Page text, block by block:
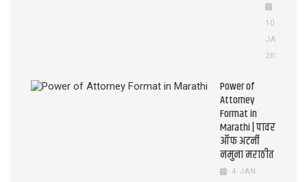
10
JAN
2026
Power of
Attorney
Format in
Marathi | पावर
ऑफ अटर्नी
नमुना मराठीत
4 JAN